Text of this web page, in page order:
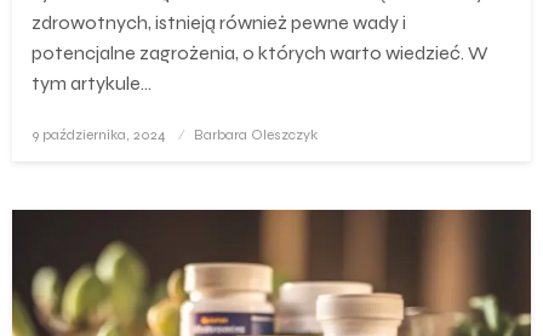
zdrowotnych, istnieją również pewne wady i
potencjalne zagrożenia, o których warto wiedzieć. W
tym artykule…
Opublikowane
9 października, 2024 Barbara Oleszczyk